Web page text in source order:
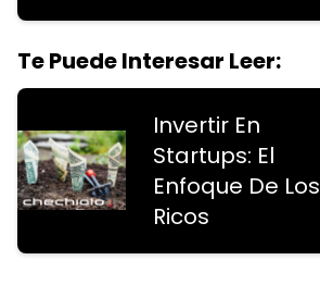
Te Puede Interesar Leer:
Invertir En
Startups: El
Enfoque De Los
Ricos